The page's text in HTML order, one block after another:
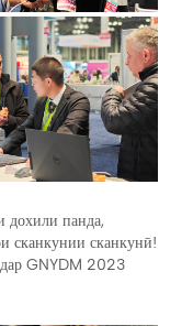
дохили панда,
сканкунии сканкунӣ!
GNYDM 2023